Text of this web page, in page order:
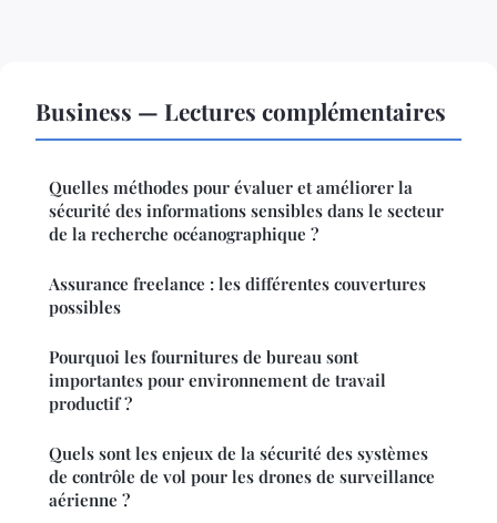
Business — Lectures complémentaires
Quelles méthodes pour évaluer et améliorer la
sécurité des informations sensibles dans le secteur
de la recherche océanographique ?
Assurance freelance : les différentes couvertures
possibles
Pourquoi les fournitures de bureau sont
importantes pour environnement de travail
productif ?
Quels sont les enjeux de la sécurité des systèmes
de contrôle de vol pour les drones de surveillance
aérienne ?